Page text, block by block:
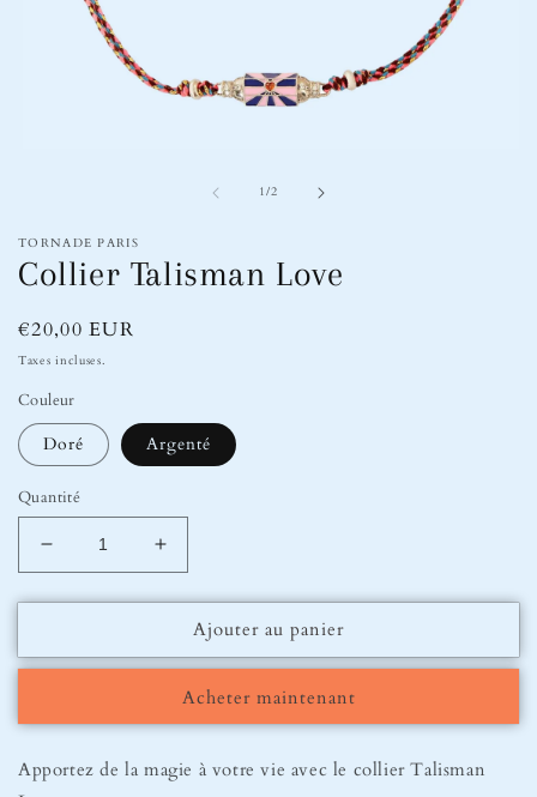
une
fenêtre
modale
1/de
2
TORNADE PARIS
Collier Talisman Love
Prix
habituel
€20,00 EUR
Taxes incluses.
Couleur
Doré Argenté
Quantité
Réduire
la
quantité
Collier
Augmenter
la
quantité
Collier
Love
Ajouter au panier
Acheter maintenant
Apportez de la magie à votre vie avec le collier Talisman